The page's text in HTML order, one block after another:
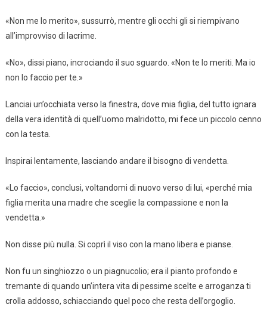
«Non me lo merito», sussurrò, mentre gli occhi gli si riempivano
all’improvviso di lacrime.
«No», dissi piano, incrociando il suo sguardo. «Non te lo meriti. Ma io
non lo faccio per te.»
Lanciai un’occhiata verso la finestra, dove mia figlia, del tutto ignara
della vera identità di quell’uomo malridotto, mi fece un piccolo cenno
con la testa.
Inspirai lentamente, lasciando andare il bisogno di vendetta.
«Lo faccio», conclusi, voltandomi di nuovo verso di lui, «perché mia
figlia merita una madre che sceglie la compassione e non la
vendetta.»
Non disse più nulla. Si coprì il viso con la mano libera e pianse.
Non fu un singhiozzo o un piagnucolio; era il pianto profondo e
tremante di quando un’intera vita di pessime scelte e arroganza ti
crolla addosso, schiacciando quel poco che resta dell’orgoglio.